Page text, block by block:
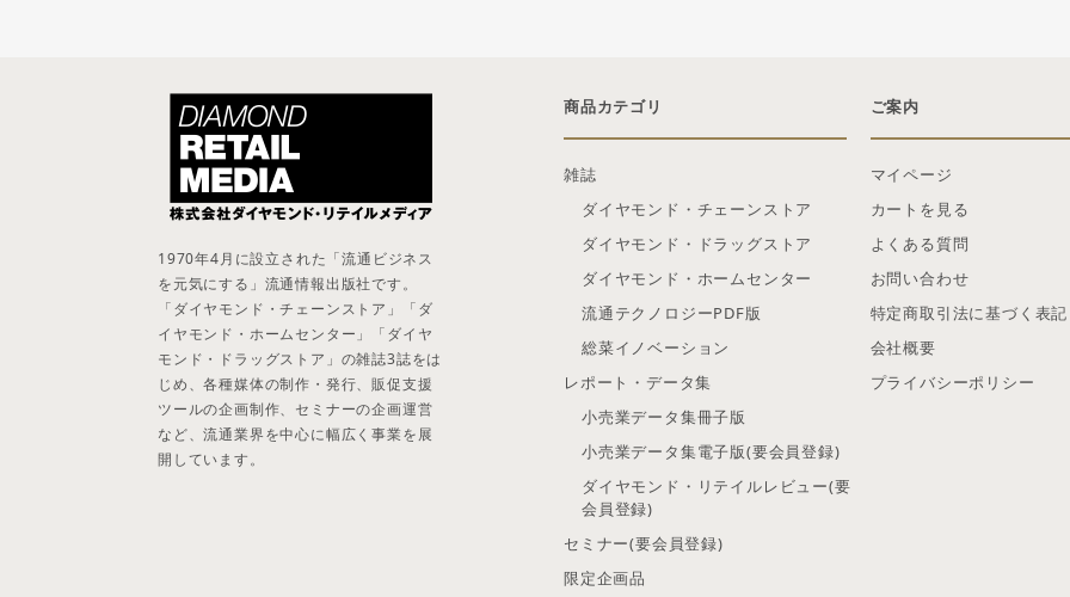
商品カテゴリ
雑誌
ダイヤモンド・チェーンストア
ダイヤモンド・ドラッグストア
ダイヤモンド・ホームセンター
流通テクノロジーPDF版
総菜イノベーション
レポート・データ集
小売業データ集冊子版
小売業データ集電子版(要会員登録)
ダイヤモンド・リテイルレビュー(要
会員登録)
セミナー(要会員登録)
限定企画品
ご案内
マイページ
カートを見る
よくある質問
お問い合わせ
特定商取引法に基づく表記
会社概要
プライバシーポリシー
1970年4月に設立された「流通ビジネス
を元気にする」流通情報出版社です。
「ダイヤモンド・チェーンストア」「ダ
イヤモンド・ホームセンター」「ダイヤ
モンド・ドラッグストア」の雑誌3誌をは
じめ、各種媒体の制作・発行、販促支援
ツールの企画制作、セミナーの企画運営
など、流通業界を中心に幅広く事業を展
開しています。